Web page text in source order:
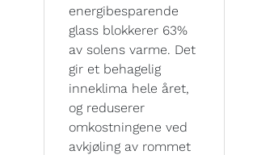
energibesparende
glass blokkerer 63%
av solens varme. Det
gir et behagelig
inneklima hele året,
og reduserer
omkostningene ved
avkjøling av rommet